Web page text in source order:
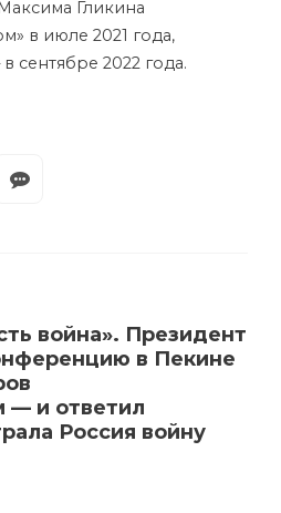
Гликина
в июле 2021 года,
сентябре 2022 года.
война». Президент
в Пекине
— и ответил
Россия войну